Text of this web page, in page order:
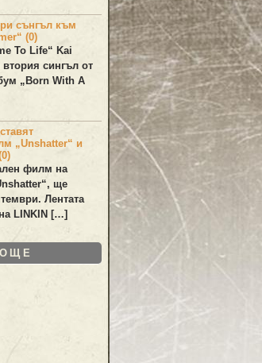
сънгъл към
(0)
To Life“ Kai
втория сингъл от
„Born With A
„Unshatter“ и
филм на
, ще
Лентата
LINKIN […]